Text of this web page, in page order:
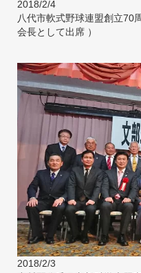
2018/2/4
八代市軟式野球連盟創立70
会長として出席 ）
2018/2/3